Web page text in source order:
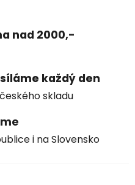
nad 2000,-
každý den
skladu
i na Slovensko